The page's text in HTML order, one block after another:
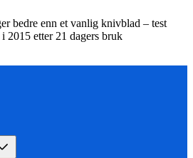
bedre enn et vanlig knivblad – test
2015 etter 21 dagers bruk